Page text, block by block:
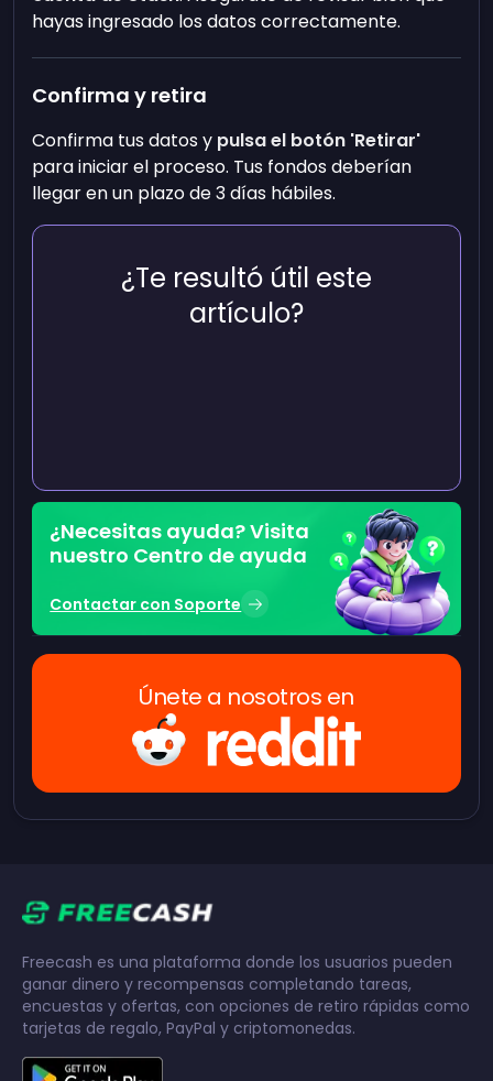
hayas ingresado los datos correctamente.
Confirma y retira
Confirma tus datos y pulsa el botón 'Retirar'
para iniciar el proceso. Tus fondos deberían
llegar en un plazo de 3 días hábiles.
¿Te resultó útil este
artículo?
¿Necesitas ayuda? Visita
nuestro Centro de ayuda
Contactar con Soporte
Únete a nosotros en
Freecash es una plataforma donde los usuarios pueden
ganar dinero y recompensas completando tareas,
encuestas y ofertas, con opciones de retiro rápidas como
tarjetas de regalo, PayPal y criptomonedas.